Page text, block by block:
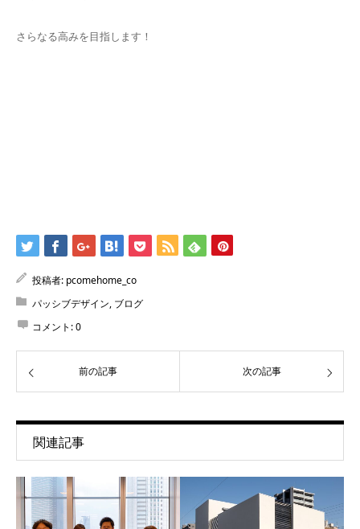
さらなる高みを目指します！
投稿者: pcomehome_co
パッシブデザイン, ブログ
コメント:0
前の記事 次の記事
関連記事